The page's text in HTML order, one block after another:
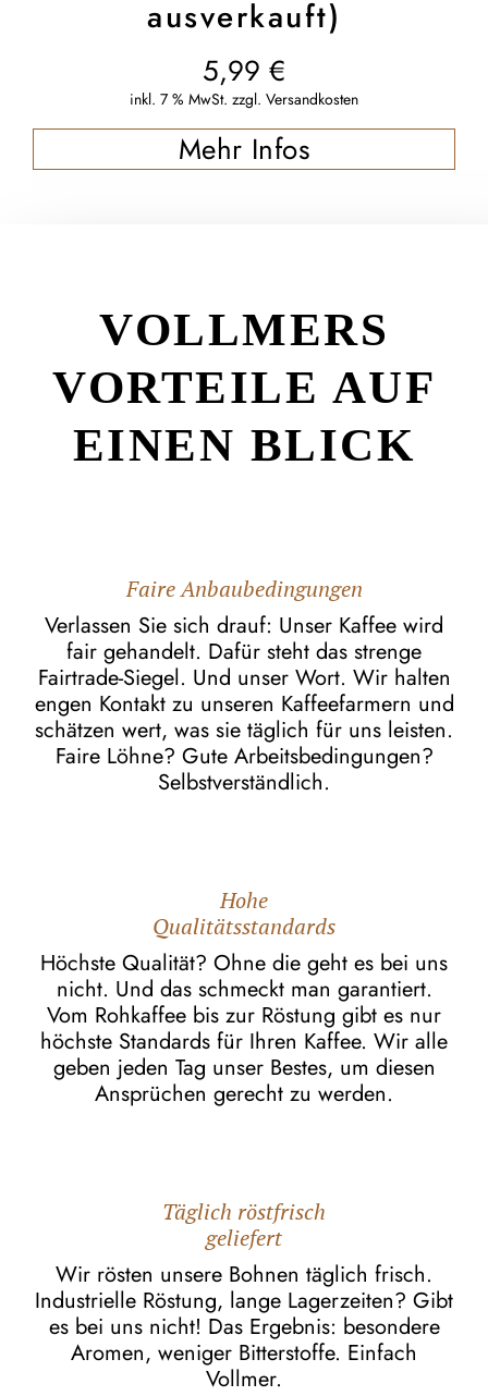
ausverkauft)
5,99 €
inkl. 7 % MwSt. zzgl. Versandkosten
Mehr Infos
VOLLMERS
VORTEILE AUF
EINEN BLICK
Faire Anbaubedingungen
Verlassen Sie sich drauf: Unser Kaffee wird
fair gehandelt. Dafür steht das strenge
Fairtrade-Siegel. Und unser Wort. Wir halten
engen Kontakt zu unseren Kaffeefarmern und
schätzen wert, was sie täglich für uns leisten.
Faire Löhne? Gute Arbeitsbedingungen?
Selbstverständlich.
Hohe
Qualitätsstandards
Höchste Qualität? Ohne die geht es bei uns
nicht. Und das schmeckt man garantiert.
Vom Rohkaffee bis zur Röstung gibt es nur
höchste Standards für Ihren Kaffee. Wir alle
geben jeden Tag unser Bestes, um diesen
Ansprüchen gerecht zu werden.
Täglich röstfrisch
geliefert
Wir rösten unsere Bohnen täglich frisch.
Industrielle Röstung, lange Lagerzeiten? Gibt
es bei uns nicht! Das Ergebnis: besondere
Aromen, weniger Bitterstoffe. Einfach
Vollmer.